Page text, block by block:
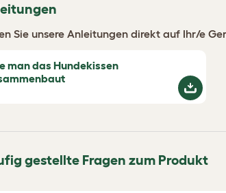
Sie unsere Anleitungen direkt auf Ihr/e
man das Hundekissen
gestellte Fragen zum Produkt